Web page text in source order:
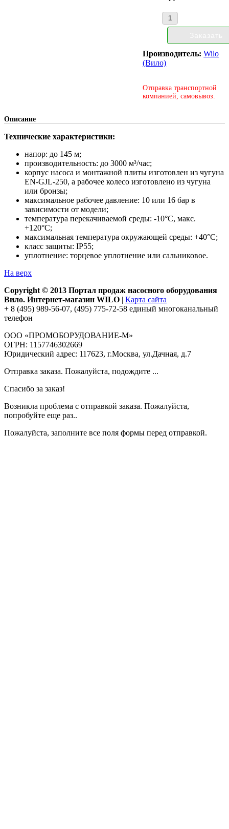
Производитель:Wilo
(Вило)
Отправка транспортной
компанией, самовывоз.
Описание
Технические характеристики:
напор: до 145 м;
производительность: до 3000 м³/час;
корпус насоса и монтажной плиты изготовлен из чугуна
EN-GJL-250, а рабочее колесо изготовлено из чугуна
или бронзы;
максимальное рабочее давление: 10 или 16 бар в
зависимости от модели;
температура перекачиваемой среды: -10°С, макс.
+120°С;
максимальная температура окружающей среды: +40°С;
класс защиты: IP55;
уплотнение: торцевое уплотнение или сальниковое.
На верх
Copyright © 2013 Портал продаж насосного оборудования
Вило. Интернет-магазин WILO | Карта сайта
+ 8 (495) 989-56-07, (495) 775-72-58 единый многоканальный
телефон
ООО «ПРОМОБОРУДОВАНИЕ-М»
ОГРН: 1157746302669
Юридический адрес: 117623, г.Москва, ул.Дачная, д.7
Отправка заказа. Пожалуйста, подождите ...
Спасибо за заказ!
Возникла проблема с отправкой заказа. Пожалуйста,
попробуйте еще раз..
Пожалуйста, заполните все поля формы перед отправкой.